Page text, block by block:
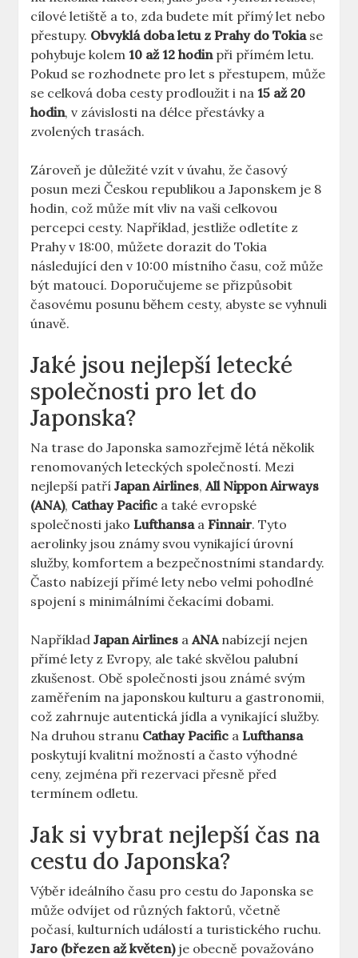
cílové letiště a to, zda budete mít přímý let nebo
přestupy. Obvyklá doba letu z Prahy do Tokiase
pohybuje kolem 10 až 12 hodinpři přímém letu.
Pokud se rozhodnete pro let s přestupem, může
se celková doba cesty prodloužit i na 15 až 20
hodin, v závislosti na délce přestávky a
zvolených trasách.
Zároveň je důležité vzít v úvahu, že časový
posun mezi Českou republikou a Japonskem je 8
hodin, což může mít vliv na vaši celkovou
percepci cesty. Například, jestliže odletíte z
Prahy v 18:00, můžete dorazit do Tokia
následující den v 10:00 místního času, což může
být matoucí. Doporučujeme se přizpůsobit
časovému posunu během cesty, abyste se vyhnuli
únavě.
Jaké jsou nejlepší letecké
společnosti pro let do
Japonska?
Na trase do Japonska samozřejmě létá několik
renomovaných leteckých společností. Mezi
nejlepší patříJapan Airlines,All Nippon Airways
(ANA), Cathay Pacific a také evropské
společnosti jakoLufthansaaFinnair. Tyto
aerolinky jsou známy svou vynikající úrovní
služby, komfortem a bezpečnostními standardy.
Často nabízejí přímé lety nebo velmi pohodlné
spojení s minimálními čekacími dobami.
NapříkladJapan Airlines aANAnabízejí nejen
přímé lety z Evropy, ale také skvělou palubní
zkušenost. Obě společnosti jsou známé svým
zaměřením na japonskou kulturu a gastronomii,
což zahrnuje autentická jídla a vynikající služby.
Na druhou stranu Cathay Pacific aLufthansa
poskytují kvalitní možností a často výhodné
ceny, zejména při rezervaci přesně před
termínem odletu.
Jak si vybrat nejlepší čas na
cestu do Japonska?
Výběr ideálního času pro cestu do Japonska se
může odvíjet od různých faktorů, včetně
počasí, kulturních událostí a turistického ruchu.
Jaro (březen až květen)je obecně považováno